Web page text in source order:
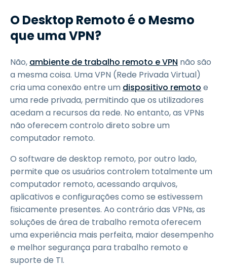
O Desktop Remoto é o Mesmo
que uma VPN?
Não, ambiente de trabalho remoto e VPN não são
a mesma coisa. Uma VPN (Rede Privada Virtual)
cria uma conexão entre um dispositivo remoto e
uma rede privada, permitindo que os utilizadores
acedam a recursos da rede. No entanto, as VPNs
não oferecem controlo direto sobre um
computador remoto.
O software de desktop remoto, por outro lado,
permite que os usuários controlem totalmente um
computador remoto, acessando arquivos,
aplicativos e configurações como se estivessem
fisicamente presentes. Ao contrário das VPNs, as
soluções de área de trabalho remota oferecem
uma experiência mais perfeita, maior desempenho
e melhor segurança para trabalho remoto e
suporte de TI.